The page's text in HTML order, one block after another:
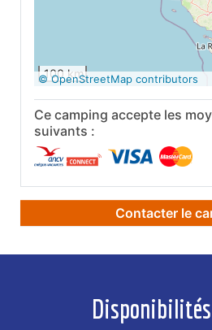
Voir sur
Maps
100 km
© OpenStreetMap contributors
Ce camping accepte les
suivants :
Contacter le